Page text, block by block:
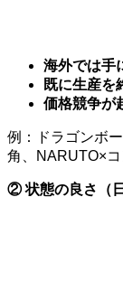
海外では手
既に生産を
価格競争が
例：ドラゴンボ
角、NARUTO×
② 状態の良さ（